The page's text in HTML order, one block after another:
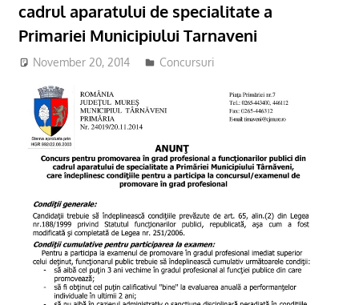
cadrul aparatului de specialitate a
Primariei Municipiului Tarnaveni
November 20, 2014 Concursuri